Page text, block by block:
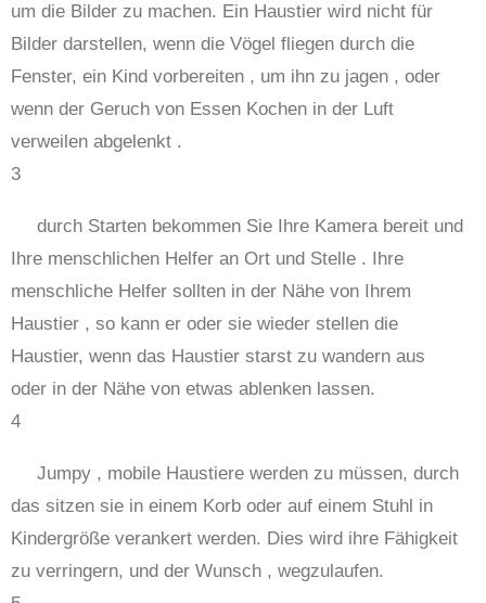
um die Bilder zu machen. Ein Haustier wird nicht für
Bilder darstellen, wenn die Vögel fliegen durch die
Fenster, ein Kind vorbereiten , um ihn zu jagen , oder
wenn der Geruch von Essen Kochen in der Luft
verweilen abgelenkt .
3
durch Starten bekommen Sie Ihre Kamera bereit und
Ihre menschlichen Helfer an Ort und Stelle . Ihre
menschliche Helfer sollten in der Nähe von Ihrem
Haustier , so kann er oder sie wieder stellen die
Haustier, wenn das Haustier starst zu wandern aus
oder in der Nähe von etwas ablenken lassen.
4
Jumpy , mobile Haustiere werden zu müssen, durch
das sitzen sie in einem Korb oder auf einem Stuhl in
Kindergröße verankert werden. Dies wird ihre Fähigkeit
zu verringern, und der Wunsch , wegzulaufen.